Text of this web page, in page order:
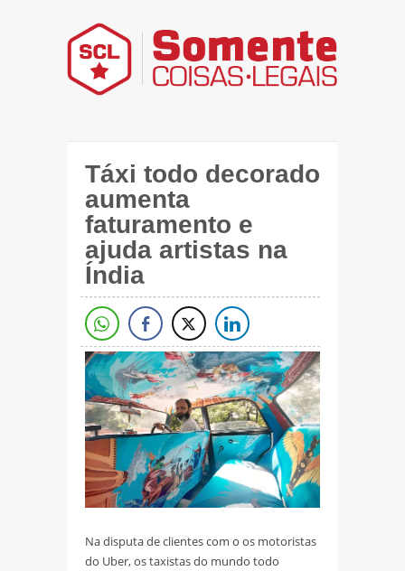
Táxi todo decorado
aumenta
faturamento e
ajuda artistas na
Índia
Na disputa de clientes com o os motoristas
do Uber, os taxistas do mundo todo